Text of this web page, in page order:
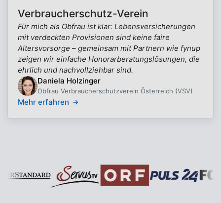
Verbraucherschutz-Verein
Für mich als Obfrau ist klar: Lebensversicherungen
mit verdeckten Provisionen sind keine faire
Altersvorsorge – gemeinsam mit Partnern wie fynup
zeigen wir einfache Honorarberatungslösungen, die
ehrlich und nachvollziehbar sind.
Daniela Holzinger
Obfrau Verbraucherschutzverein Österreich (VSV)
Mehr erfahren